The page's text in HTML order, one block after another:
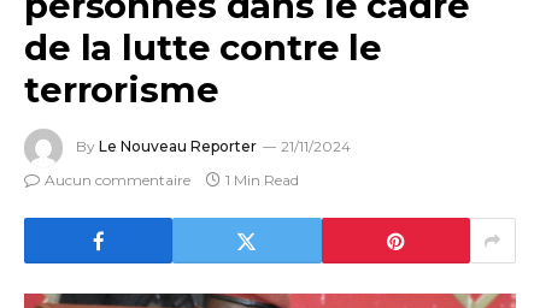
de la lutte contre le
terrorisme
By Le Nouveau Reporter
21/11/2024
Aucun commentaire
1 Min Read